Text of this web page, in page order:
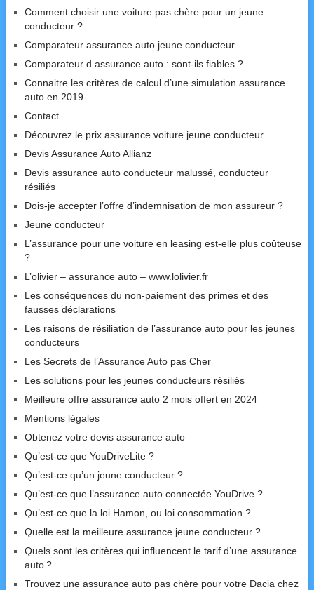
Comment choisir une voiture pas chère pour un jeune
conducteur ?
Comparateur assurance auto jeune conducteur
Comparateur d assurance auto : sont-ils fiables ?
Connaitre les critères de calcul d’une simulation assurance
auto en 2019
Contact
Découvrez le prix assurance voiture jeune conducteur
Devis Assurance Auto Allianz
Devis assurance auto conducteur malussé, conducteur
résiliés
Dois-je accepter l’offre d’indemnisation de mon assureur ?
Jeune conducteur
L’assurance pour une voiture en leasing est-elle plus coûteuse
?
L’olivier – assurance auto – www.lolivier.fr
Les conséquences du non-paiement des primes et des
fausses déclarations
Les raisons de résiliation de l’assurance auto pour les jeunes
conducteurs
Les Secrets de l’Assurance Auto pas Cher
Les solutions pour les jeunes conducteurs résiliés
Meilleure offre assurance auto 2 mois offert en 2024
Mentions légales
Obtenez votre devis assurance auto
Qu’est-ce que YouDriveLite ?
Qu’est-ce qu’un jeune conducteur ?
Qu’est-ce que l’assurance auto connectée YouDrive ?
Qu’est-ce que la loi Hamon, ou loi consommation ?
Quelle est la meilleure assurance jeune conducteur ?
Quels sont les critères qui influencent le tarif d’une assurance
auto ?
Trouvez une assurance auto pas chère pour votre Dacia chez